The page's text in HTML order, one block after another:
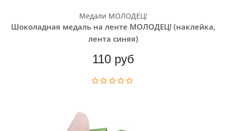
Медали МОЛОДЕЦ!
Шоколадная медаль на ленте МОЛОДЕЦ! (наклейка,
лента синяя)
110 руб